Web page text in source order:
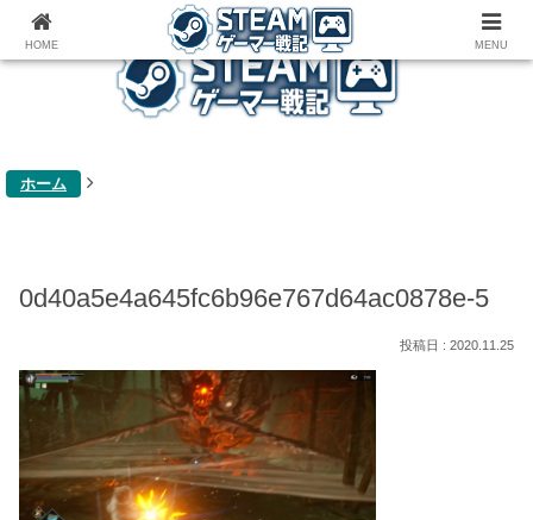
ゲーム関連雑記ブログ
ホーム
0d40a5e4a645fc6b96e767d64ac0878e-5
2020.11.25
HOME MENU